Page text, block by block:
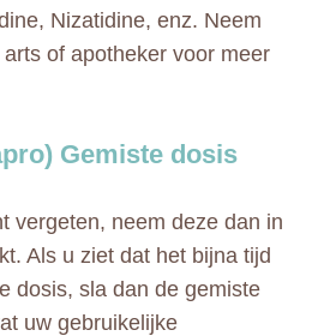
Nizatidine, enz. Neem
of apotheker voor meer
Gemiste dosis
vergeten, neem deze dan in
Als u ziet dat het bijna tijd
dosis, sla dan de gemiste
uw gebruikelijke